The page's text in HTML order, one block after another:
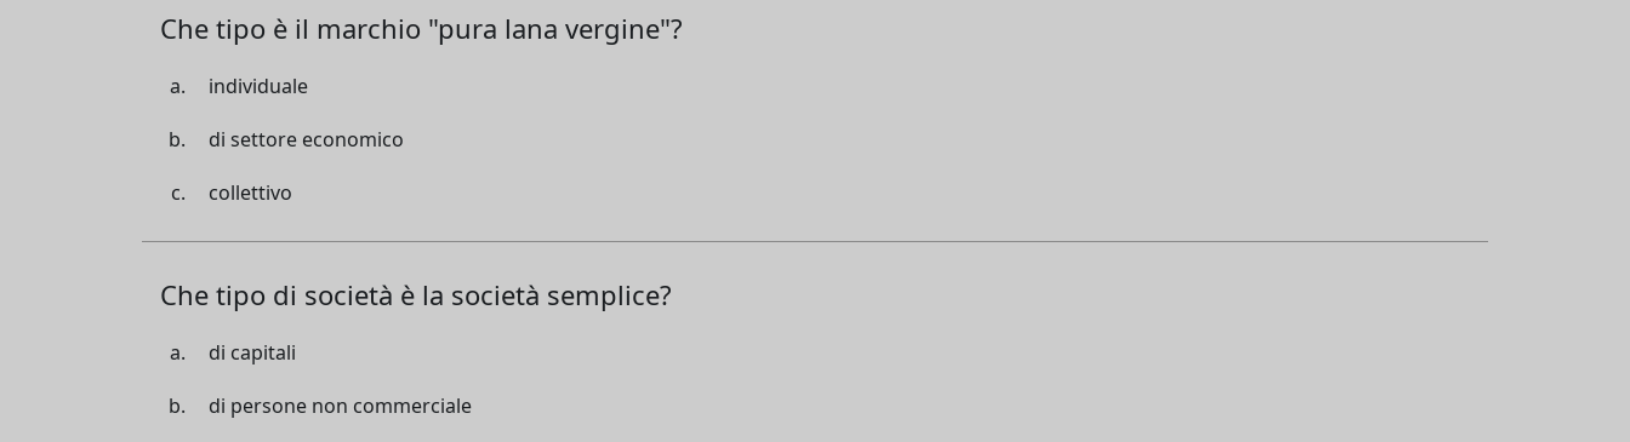
Che tipo è il marchio "pura lana vergine"?
individuale
di settore economico
collettivo
Che tipo di società è la società semplice?
di capitali
di persone non commerciale